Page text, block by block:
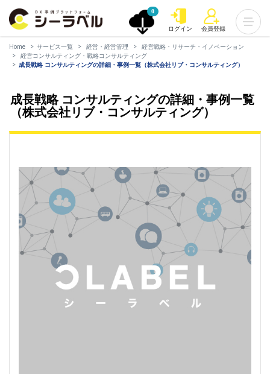
0
ログイン 会員登録
Home サービス一覧 経営・経営管理
経営戦略・リサーチ・イノベーション
経営コンサルティング・戦略コンサルティング
成長戦略 コンサルティングの詳細・事例一覧（株式会社リブ・コンサルティング）
成長戦略 コンサルティングの詳細・事例一覧
（株式会社リブ・コンサルティング）